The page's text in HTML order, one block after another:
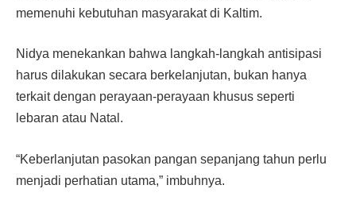
memenuhi kebutuhan masyarakat di Kaltim.
Nidya menekankan bahwa langkah-langkah antisipasi
harus dilakukan secara berkelanjutan, bukan hanya
terkait dengan perayaan-perayaan khusus seperti
lebaran atau Natal.
“Keberlanjutan pasokan pangan sepanjang tahun perlu
menjadi perhatian utama,” imbuhnya.